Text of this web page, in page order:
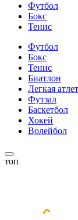
Футбол
Бокс
Тенис
Футбол
Бокс
Тенис
Биатлон
Легкая
Футзал
Баскетбол
Хокей
Волейбол
топ